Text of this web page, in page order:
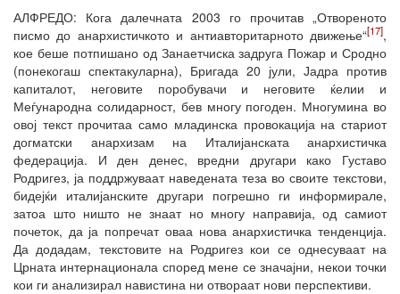
АЛФРЕДО: Кога далечната 2003 го прочитав „Отвореното
писмо до анархистичкото и антиавторитарното движење“[17],
кое беше потпишано од Занаетчиска задруга Пожар и Сродно
(понекогаш спектакуларна), Бригада 20 јули, Јадра против
капиталот, неговите поробувачи и неговите ќелии и
Меѓународна солидарност, бев многу погоден. Многумина во
овој текст прочитаа само младинска провокација на стариот
догматски анархизам на Италијанската анархистичка
федерација. И ден денес, вредни другари како Густаво
Родригез, ја поддржуваат наведената теза во своите текстови,
бидејќи италијанските другари погрешно ги информирале,
затоа што ништо не знаат но многу направија, од самиот
почеток, да ја попречат оваа нова анархистичка тенденција.
Да додадам, текстовите на Родригез кои се однесуваат на
Црната интернационала според мене се значајни, некои точки
кои ги анализирал навистина ни отвораат нови перспективи.